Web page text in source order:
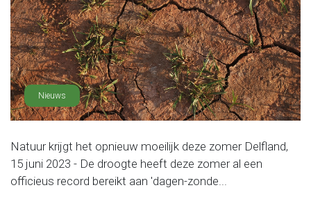
Nieuws
Natuur krijgt het opnieuw moeilijk deze zomer Delfland,
15 juni 2023 - De droogte heeft deze zomer al een
officieus record bereikt aan 'dagen-zonde...